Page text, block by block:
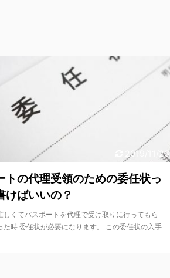
2019/11/26
トの代理受領のための委任状っ
けばいいの？
しくてパスポートを代理で受け取りに行ってもら
た時 委任状が必要になります。 この委任状の入手